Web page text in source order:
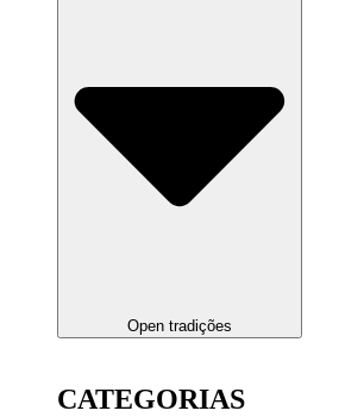
Open tradições
CATEGORIAS